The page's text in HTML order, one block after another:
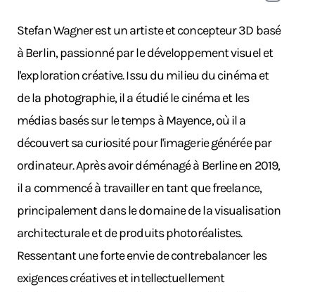
Stefan Wagner est un artiste et concepteur 3D basé
à Berlin, passionné par le développement visuel et
l'exploration créative. Issu du milieu du cinéma et
de la photographie, il a étudié le cinéma et les
médias basés sur le temps à Mayence, où il a
découvert sa curiosité pour l'imagerie générée par
ordinateur. Après avoir déménagé à Berline en 2019,
il a commencé à travailler en tant que freelance,
principalement dans le domaine de la visualisation
architecturale et de produits photoréalistes.
Ressentant une forte envie de contrebalancer les
exigences créatives et intellectuellement